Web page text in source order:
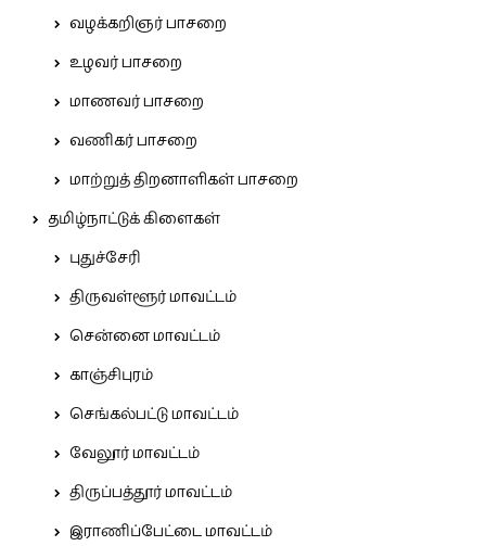
வழக்கறிஞர் பாசறை
உழவர் பாசறை
மாணவர் பாசறை
வணிகர் பாசறை
மாற்றுத் திறனாளிகள் பாசறை
தமிழ்நாட்டுக் கிளைகள்
புதுச்சேரி
திருவள்ளூர் மாவட்டம்
சென்னை மாவட்டம்
காஞ்சிபுரம்
செங்கல்பட்டு மாவட்டம்
வேலூர் மாவட்டம்
திருப்பத்தூர் மாவட்டம்
இராணிப்பேட்டை மாவட்டம்